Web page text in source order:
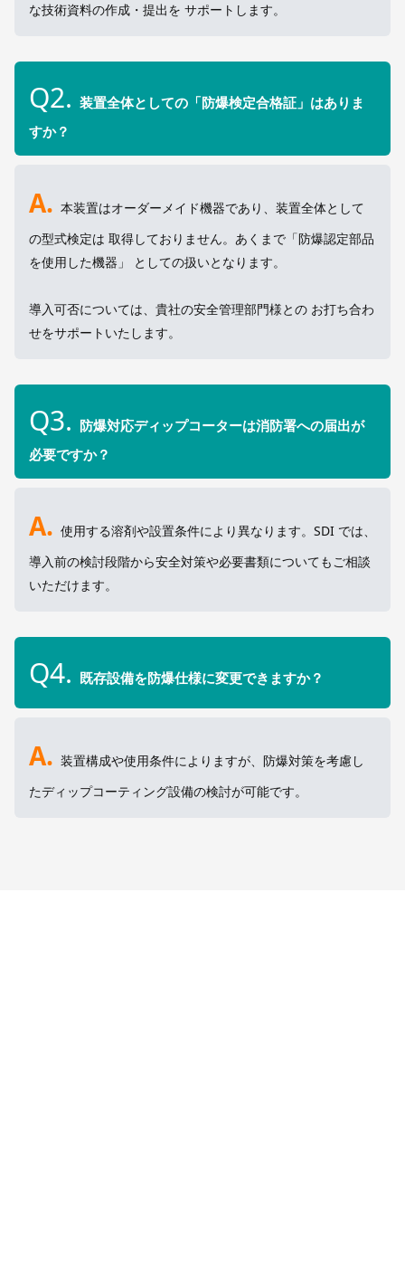
な技術資料の作成・提出を サポートします。
Q2. 装置全体としての「防爆検定合格証」はありま
すか？
A. 本装置はオーダーメイド機器であり、装置全体として
の型式検定は 取得しておりません。あくまで「防爆認定部品
を使用した機器」 としての扱いとなります。
導入可否については、貴社の安全管理部門様との お打ち合わ
せをサポートいたします。
Q3. 防爆対応ディップコーターは消防署への届出が
必要ですか？
A. 使用する溶剤や設置条件により異なります。SDI では、
導入前の検討段階から安全対策や必要書類についてもご相談
いただけます。
Q4. 既存設備を防爆仕様に変更できますか？
A. 装置構成や使用条件によりますが、防爆対策を考慮し
たディップコーティング設備の検討が可能です。